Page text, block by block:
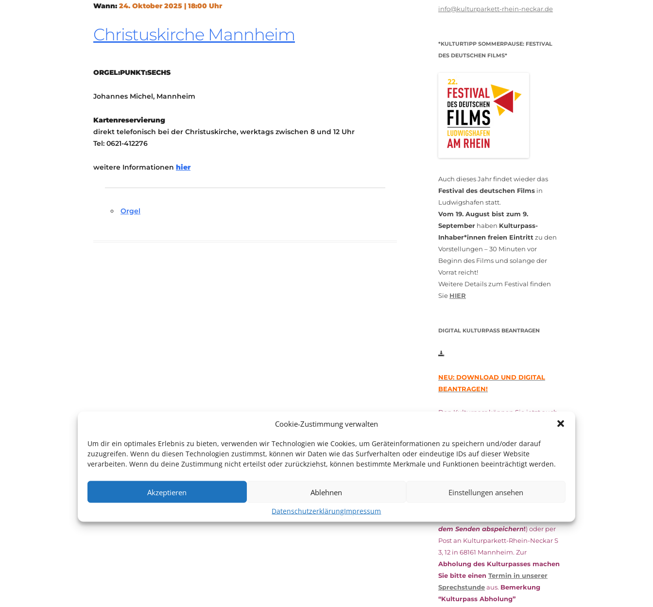
Cookie-Zustimmung verwalten
Um dir ein optimales Erlebnis zu bieten, verwenden wir Technologien wie Cookies, um Geräteinformationen zu speichern und/oder darauf
zuzugreifen. Wenn du diesen Technologien zustimmst, können wir Daten wie das Surfverhalten oder eindeutige IDs auf dieser Website
verarbeiten. Wenn du deine Zustimmung nicht erteilst oder zurückziehst, können bestimmte Merkmale und Funktionen beeinträchtigt werden.
Akzeptieren Ablehnen Einstellungen ansehen
DatenschutzerklärungImpressum
TRANSPARENZ
BEANTRAGEN
Wann: 24. Oktober 2025 | 18:00 Uhr
Christuskirche Mannheim
ORGEL:PUNKT:SECHS
Johannes Michel, Mannheim
Kartenreservierung
direkt telefonisch bei der Christuskirche, werktags zwischen 8 und 12 Uhr
Tel: 0621-412276
weitere Informationen hier
Orgel
info@kulturparkett-rhein-neckar.de
*KULTURTIPP SOMMERPAUSE: FESTIVAL
DES DEUTSCHEN FILMS*
Auch dieses Jahr findet wieder das
Festival des deutschen Films in
Ludwigshafen statt.
Vom 19. August bist zum 9.
September haben Kulturpass-
Inhaber*innen freien Eintritt zu den
Vorstellungen – 30 Minuten vor
Beginn des Films und solange der
Vorrat reicht!
Weitere Details zum Festival finden
Sie HIER
DIGITAL KULTURPASS BEANTRAGEN
NEU: DOWNLOAD UND DIGITAL
BEANTRAGEN!
Den Kulturpass können Sie jetzt auch
esunterschriebenzusammen mit
dem aktuellen
(Bürgergeld/
das Kulturparkett zurück: Per E-Mail
dem Senden abspeichern!) oder per
Post an Kulturparkett-Rhein-Neckar S
3, 12 in 68161 Mannheim. Zur
Abholung des Kulturpasses machen
Sie bitte einen Termin in unserer
Sprechstundeaus. Bemerkung
“Kulturpass Abholung”